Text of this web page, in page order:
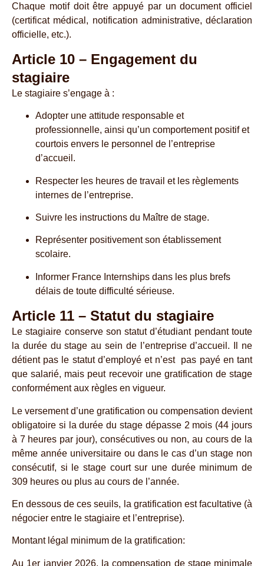
Chaque motif doit être appuyé par un document officiel
(certificat médical, notification administrative, déclaration
officielle, etc.).
Article 10 – Engagement du
stagiaire
Le stagiaire s’engage à :
Adopter une attitude responsable et
professionnelle, ainsi qu’un comportement positif et
courtois envers le personnel de l’entreprise
d’accueil.
Respecter les heures de travail et les règlements
internes de l’entreprise.
Suivre les instructions du Maître de stage.
Représenter positivement son établissement
scolaire.
Informer France Internships dans les plus brefs
délais de toute difficulté sérieuse.
Article 11 – Statut du stagiaire
Le stagiaire conserve son statut d’étudiant pendant toute
la durée du stage au sein de l’entreprise d’accueil. Il ne
détient pas le statut d’employé et n’est pas payé en tant
que salarié, mais peut recevoir une gratification de stage
conformément aux règles en vigueur.
Le versement d’une gratification ou compensation devient
obligatoire si la durée du stage dépasse 2 mois (44 jours
à 7 heures par jour), consécutives ou non, au cours de la
même année universitaire ou dans le cas d’un stage non
consécutif, si le stage court sur une durée minimum de
309 heures ou plus au cours de l’année.
En dessous de ces seuils, la gratification est facultative (à
négocier entre le stagiaire et l’entreprise).
Montant légal minimum de la gratification:
Au 1er janvier 2026, la compensation de stage minimale